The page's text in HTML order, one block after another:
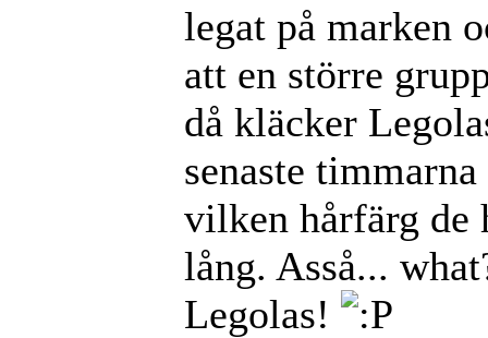
legat på marken
att en större
då kläcker
senaste
vilken hårfärg de
lång. Asså...
Legolas!